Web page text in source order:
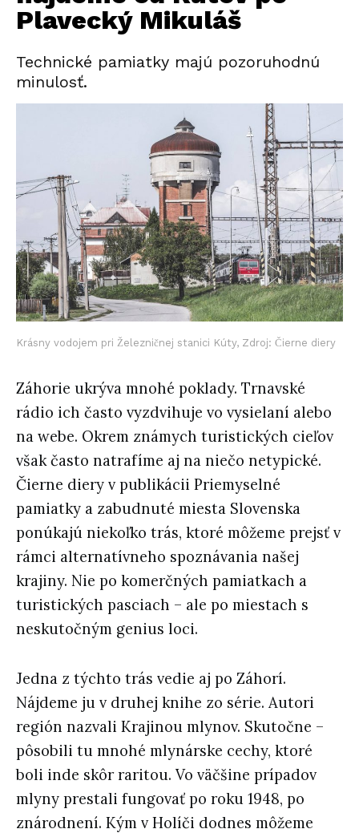
Plavecký Mikuláš
Technické pamiatky majú pozoruhodnú
minulosť.
Krásny vodojem pri Železničnej stanici Kúty, Zdroj: Čierne diery
Záhorie ukrýva mnohé poklady. Trnavské
rádio ich často vyzdvihuje vo vysielaní alebo
na webe. Okrem známych turistických cieľov
však často natrafíme aj na niečo netypické.
Čierne diery v publikácii Priemyselné
pamiatky a zabudnuté miesta Slovenska
ponúkajú niekoľko trás, ktoré môžeme prejsť v
rámci alternatívneho spoznávania našej
krajiny. Nie po komerčných pamiatkach a
turistických pasciach – ale po miestach s
neskutočným genius loci.
Jedna z týchto trás vedie aj po Záhorí.
Nájdeme ju v druhej knihe zo série. Autori
región nazvali Krajinou mlynov. Skutočne –
pôsobili tu mnohé mlynárske cechy, ktoré
boli inde skôr raritou. Vo väčšine prípadov
mlyny prestali fungovať po roku 1948, po
znárodnení. Kým v Holíči dodnes môžeme